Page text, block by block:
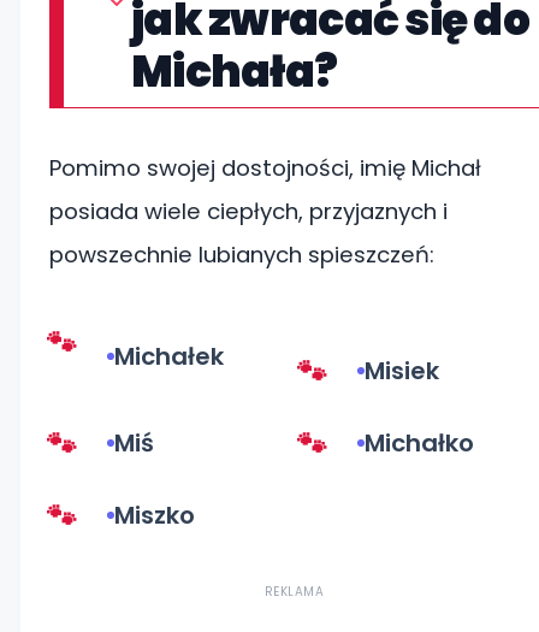
jak zwracać się do
Michała?
Pomimo swojej dostojności, imię Michał
posiada wiele ciepłych, przyjaznych i
powszechnie lubianych spieszczeń:
Michałek Misiek
Miś Michałko
Miszko
REKLAMA